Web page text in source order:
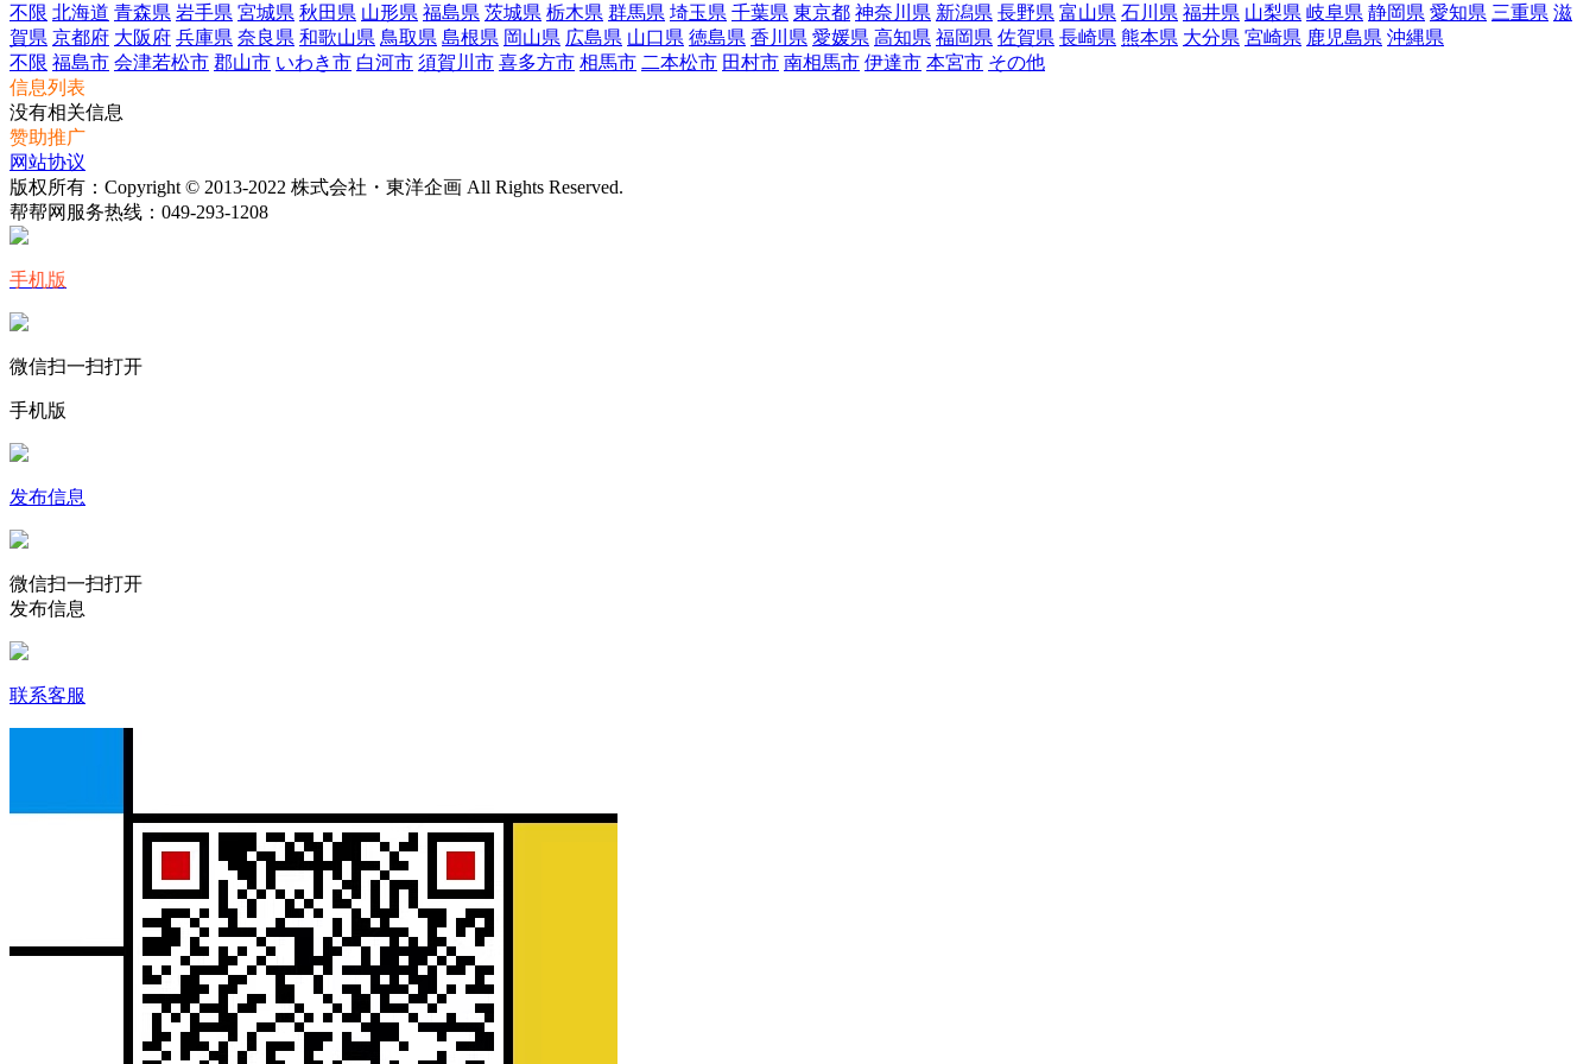
不限 北海道 青森県 岩手県 宮城県 秋田県 山形県 福島県 茨城県 栃木県 群馬県 埼玉県 千葉県 東京都 神奈川県 新潟県 長野県 富山県 石川県 福井県 山梨県 岐阜県 静岡県 愛知県 三重県 滋
賀県 京都府 大阪府 兵庫県 奈良県 和歌山県 鳥取県 島根県 岡山県 広島県 山口県 徳島県 香川県 愛媛県 高知県 福岡県 佐賀県 長崎県 熊本県 大分県 宮崎県 鹿児島県 沖縄県
不限 福島市 会津若松市 郡山市 いわき市 白河市 須賀川市 喜多方市 相馬市 二本松市 田村市 南相馬市 伊達市 本宮市 その他
信息列表
没有相关信息
赞助推广
网站协议
版权所有：Copyright © 2013-2022 株式会社・東洋企画 All Rights Reserved.
帮帮网服务热线： 049-293-1208
手机版
微信扫一扫打开
手机版
发布信息
微信扫一扫打开
发布信息
联系客服